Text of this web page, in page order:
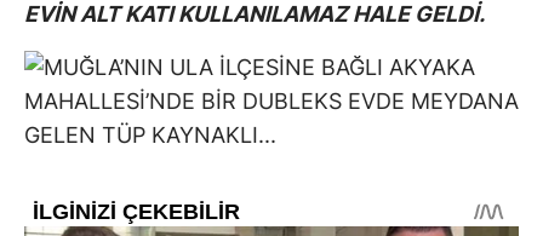
EVİN ALT KATI KULLANILAMAZ HALE GELDİ.